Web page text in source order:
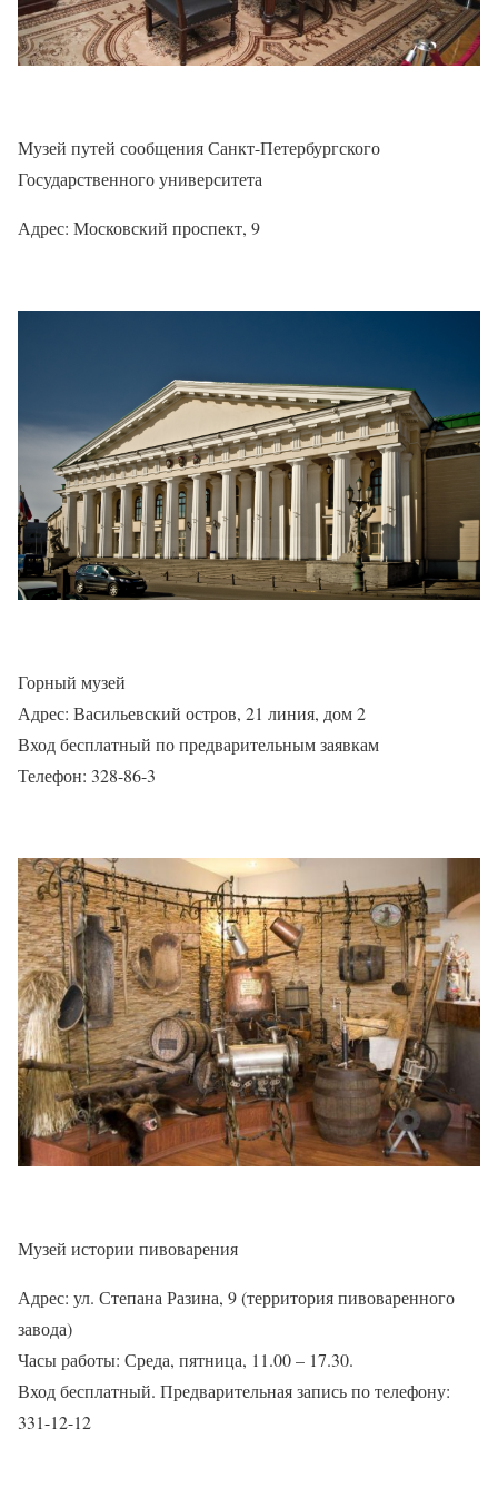
Музей путей сообщения Санкт-Петербургского
Государственного университета
Адрес: Московский проспект, 9
Горный музей
Адрес: Васильевский остров, 21 линия, дом 2
Вход бесплатный по предварительным заявкам
Телефон: 328-86-3
Музей истории пивоварения
Адрес: ул. Степана Разина, 9 (территория пивоваренного
завода)
Часы работы: Среда, пятница, 11.00 – 17.30.
Вход бесплатный. Предварительная запись по телефону:
331-12-12